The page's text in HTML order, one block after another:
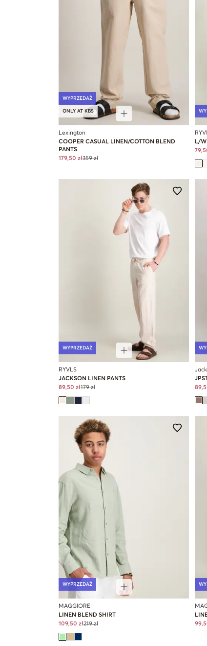
WYPRZEDAŻ
ONLY AT KBS
Lexington
COOPER CASUAL LINEN/COTTON BLEND
PANTS
179,50 zł359 zł
L/W
WYPRZEDAŻ
RYVLS
JACKSON LINEN PANTS
89,50 zł179 zł
WYPRZEDAŻ
MAGGIORE
LINEN BLEND SHIRT
109,50 zł219 zł